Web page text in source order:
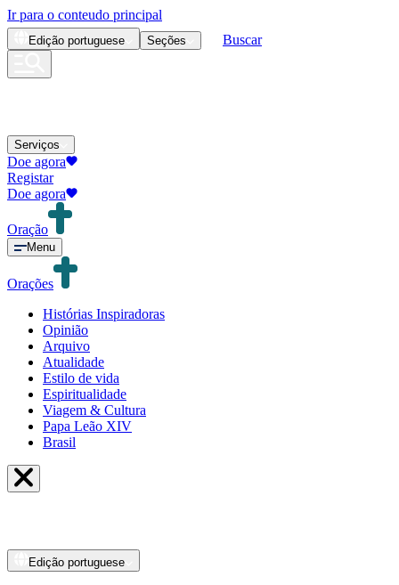
Ir para o conteudo principal
Edição portuguese Seções Buscar
Serviços
Doe agora
Registar
Doe agora
Oração
Menu
Orações
Histórias Inspiradoras
Opinião
Arquivo
Atualidade
Estilo de vida
Espiritualidade
Viagem & Cultura
Papa Leão XIV
Brasil
Edição portuguese